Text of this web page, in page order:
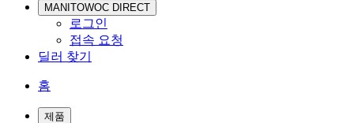
MANITOWOC DIRECT
로그인
접속 요청
딜러 찾기
홈
제품